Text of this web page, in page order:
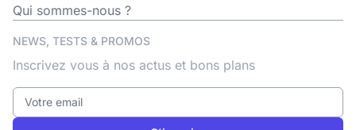
Qui sommes-nous ?
NEWS, TESTS & PROMOS
Inscrivez vous à nos actus et bons plans